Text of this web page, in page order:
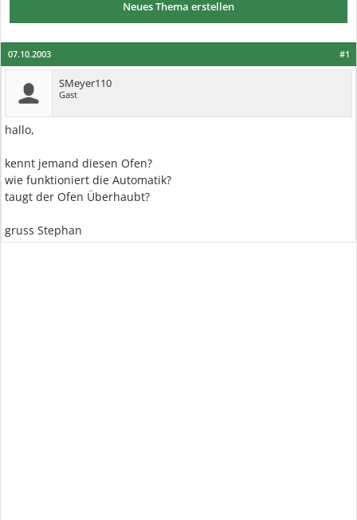
Neues Thema erstellen
#1
07.10.2003
SMeyer110
Gast
hallo,
kennt jemand diesen Ofen?
wie funktioniert die Automatik?
taugt der Ofen Überhaubt?
gruss Stephan